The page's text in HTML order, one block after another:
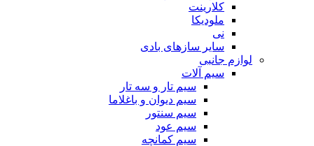
کلارینت
ملودیکا
نی
سایر سازهای بادی
لوازم جانبی
سیم آلات
سیم تار و سه تار
سیم دیوان و باغلاما
سیم سنتور
سیم عود
سیم کمانچه